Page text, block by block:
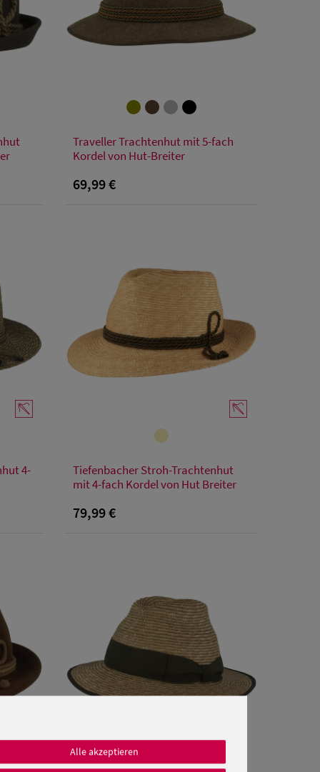
55 56 57 58 59 60
Traveller Trachtenhut mit 5-fach
Kordel von Hut-Breiter
69,99 €
4-
S M L XXL
Tiefenbacher Stroh-Trachtenhut
mit 4-fach Kordel von Hut Breiter
79,99 €
Alle akzeptieren